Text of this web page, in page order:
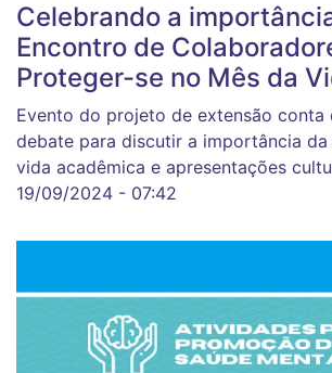
Celebrando a
Encontro de
Proteger-se no Mês da
Evento do projeto de extensão conta
debate para discutir a importância da
vida acadêmica e apresentações
19/09/2024 - 07:42